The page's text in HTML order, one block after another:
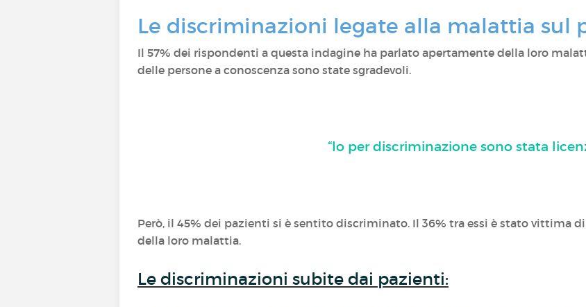
Le discriminazioni legate alla malattia sul
Il 57% dei rispondenti a questa indagine ha parlato apertamente della loro
delle persone a conoscenza sono state sgradevoli.
“Io per discriminazione sono stata
Però, il 45% dei pazienti si è sentito discriminato. Il 36% tra essi è stato vittima
della loro malattia.
Le discriminazioni subite dai pazienti: